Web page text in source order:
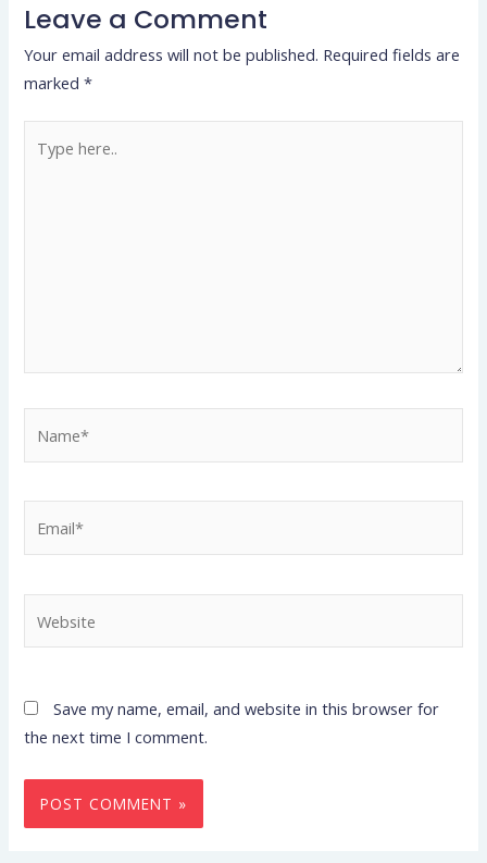
Leave a Comment
Your email address will not be published. Required fields are
marked*
here..
Save my name, email, and website in this browser for
the next time I comment.